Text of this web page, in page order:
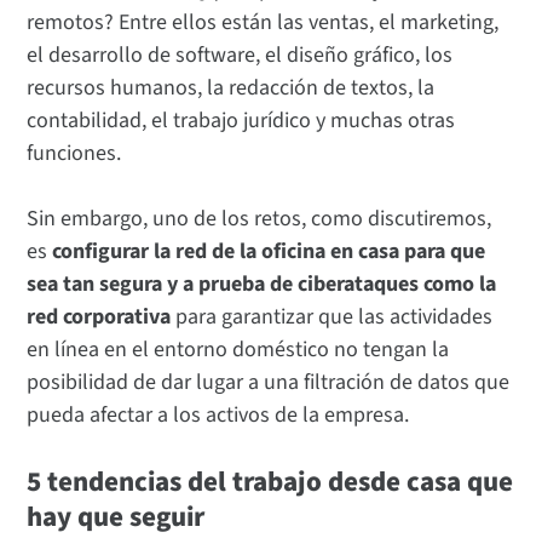
remotos? Entre ellos están las ventas, el marketing,
el desarrollo de software, el diseño gráfico, los
recursos humanos, la redacción de textos, la
contabilidad, el trabajo jurídico y muchas otras
funciones.
Sin embargo, uno de los retos, como discutiremos,
esconfigurar la red de la oficina en casa para que
sea tan segura y a prueba de ciberataques como la
red corporativa para garantizar que las actividades
en línea en el entorno doméstico no tengan la
posibilidad de dar lugar a una filtración de datos que
pueda afectar a los activos de la empresa.
5 tendencias del trabajo desde casa que
hay que seguir